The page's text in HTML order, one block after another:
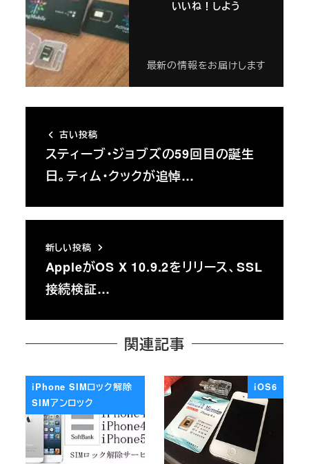
いいね！しよう
最新の情報をお届けします
古い投稿
スティーブ・ジョブズの59回目の誕生
日。ティム・クックが追悼…
新しい投稿
AppleがOS X 10.9.2をリリース、SSL
接続検証…
関連記事
iPhone SIMロック解除
SIMアンロック
iOS6